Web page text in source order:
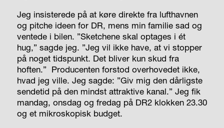
Jeg insisterede på at køre direkte fra lufthavnen
og pitche ideen for DR, mens min familie sad og
ventede i bilen. ”Sketchene skal optages i ét
hug,” sagde jeg. ”Jeg vil ikke have, at vi stopper
på noget tidspunkt. Det bliver kun skud fra
hoften.” Producenten forstod overhovedet ikke,
hvad jeg ville. Jeg sagde: ”Giv mig den dårligste
sendetid på den mindst attraktive kanal.” Jeg fik
mandag, onsdag og fredag på DR2 klokken 23.30
og et mikroskopisk budget.